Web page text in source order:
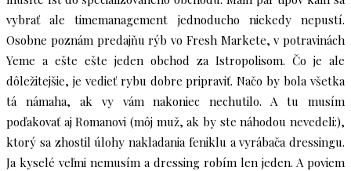
vybrať ale timemanagement jednoducho niekedy nepustí.
Osobne poznám predajňu rýb vo Fresh Markete, v potravinách
Yeme a ešte ešte jeden obchod za Istropolisom. Čo je ale
dôležitejšie, je vedieť rybu dobre pripraviť. Načo by bola všetka
tá námaha, ak vy vám nakoniec nechutilo. A tu musím
poďakovať aj Romanovi (môj muž, ak by ste náhodou nevedeli:),
ktorý sa zhostil úlohy nakladania feniklu a vyrábača dressingu.
Ja kyselé veľmi nemusím a dressing robím len jeden. A poviem